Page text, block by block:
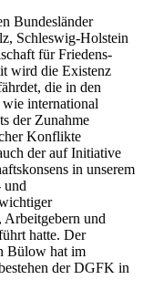
Bundesländer
Schleswig-Holstein
für Friedens-
wird die Existenz
die in den
international
der Zunahme
Konflikte
der auf Initiative
in unserem
und
Arbeitgebern und
hatte. Der
Bülow hat im
der DGFK in